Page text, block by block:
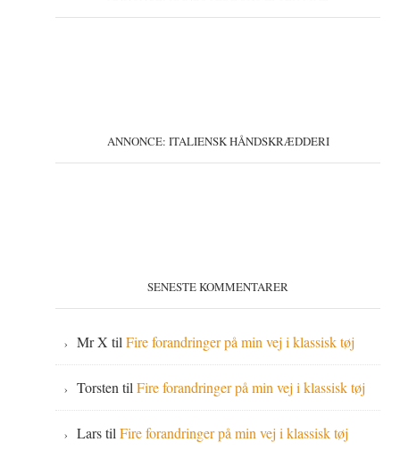
ANNONCE: ITALIENSK HÅNDSKRÆDDERI
SENESTE KOMMENTARER
Mr X tilFire forandringer på min vej i klassisk tøj
Torsten tilFire forandringer på min vej i klassisk tøj
LarstilFire forandringer på min vej i klassisk tøj